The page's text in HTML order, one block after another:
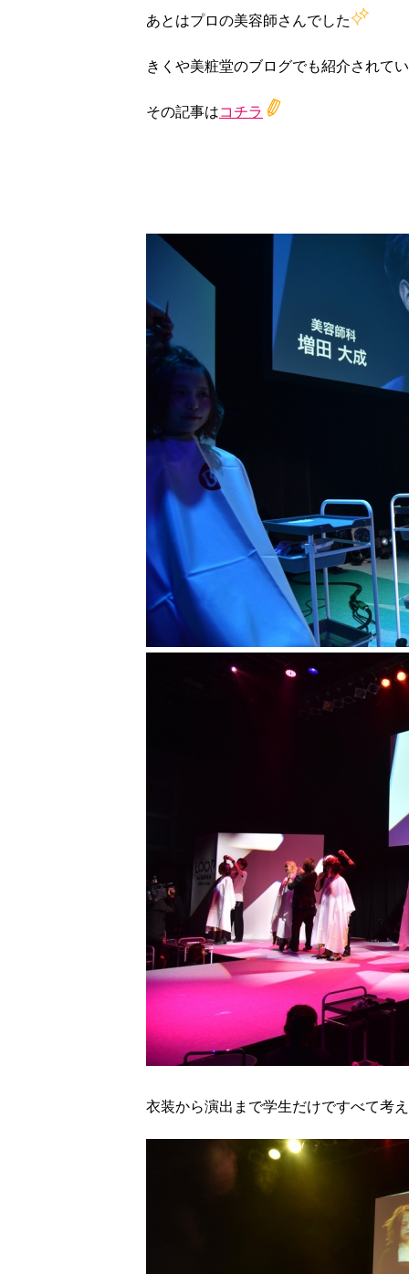
あとはプロの美容師さんでした
きくや美粧堂のブログでも紹介されて
その記事はコチラ
衣装から演出まで学生だけですべて考